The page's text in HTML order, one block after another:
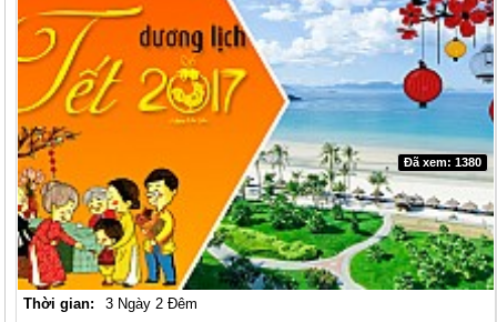
Thời gian:
3 Ngày 2 Đêm
Đã xem: 1380